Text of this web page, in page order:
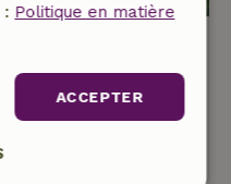
à coucher
: Politique en matière
ACCEPTER